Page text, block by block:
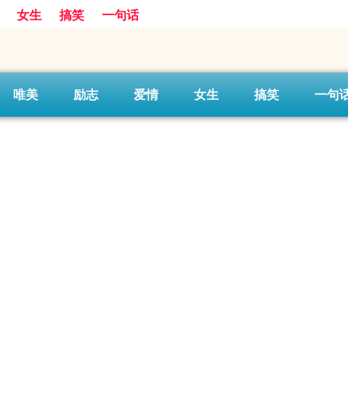
女生 搞笑 一句话
唯美 励志 爱情 女生 搞笑 一句